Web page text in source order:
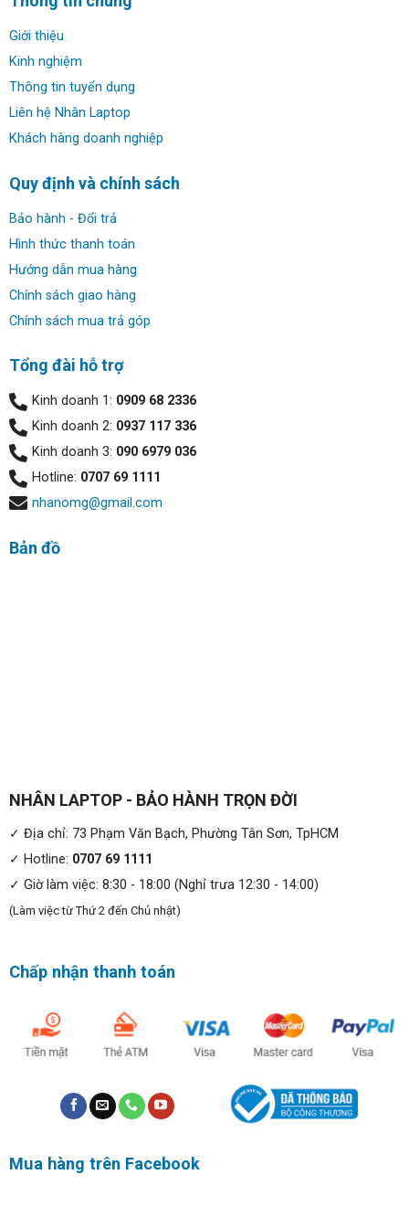
H110 hỗ trợ bộ vi xử lý thế hệ thứ 6 dòng Intel Core i,
celeron Dual Core, Pentium Dual Core mang lại hiệu suất
vượt trội đáp ứng khối lượng công việc lớn cho văn
Đối tượng khách hàng:
Dell OptiPlex 3040 Micro
lý tưởng cho doanh nghiệp, người dùng yêu cầu hiệu suất
cầu học tập, giải trí internet xem phim nghe nhạc chất
Giới thiệu
Kinh nghiệm
Thông tin tuyển dụng
Liên hệ Nhân Laptop
Khách hàng doanh nghiệp
Quy định và chính sách
Bảo hành - Đổi trả
Hình thức thanh toán
Hướng dẫn mua hàng
Chính sách giao hàng
Chính sách mua trả góp
Tổng đài hỗ trợ
Kinh doanh 1: 0909 68 2336
Kinh doanh 2: 0937 117 336
Kinh doanh 3: 090 6979 036
Hotline: 0707 69 1111
nhanomg@gmail.com
Bản đồ
NHÂN LAPTOP - BẢO HÀNH TRỌN ĐỜI
✓ Địa chỉ: 73 Phạm Văn Bạch, Phường Tân Sơn, TpHCM
✓ Hotline: 0707 69 1111
✓ Giờ làm việc: 8:30 - 18:00 (Nghỉ trưa 12:30 - 14:00)
(Làm việc từ Thứ 2 đến Chủ nhật)
Chấp nhận thanh toán
Mua hàng trên Facebook